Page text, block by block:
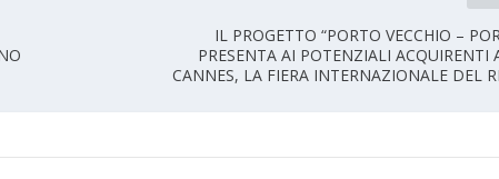
IL PROGETTO “PORTO VECCHIO –
PRESENTA AI POTENZIALI
CANNES, LA FIERA INTERNAZIONALE DEL